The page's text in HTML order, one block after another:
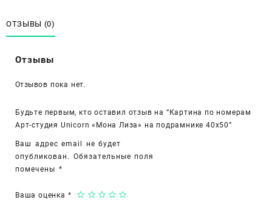
номерам
Арт-
Unicorn
Лиза»
подрамнике
40х50
ОТЗЫВЫ (0)
Отзывы
Отзывов пока нет.
Будьте первым, кто оставил отзыв на “Картина по номерам
Арт-студия Unicorn «Мона Лиза» на подрамнике 40х50”
Ваш адрес email не будет
опубликован. Обязательные поля
помечены *
Ваша оценка *